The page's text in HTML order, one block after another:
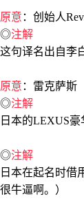
原意 ：创始人
◎注解
这句译名出自李
原意 ：雷克萨斯
◎注解
日本的LEXUS
◎注解
日本在起名时借
很牛逼啊。）